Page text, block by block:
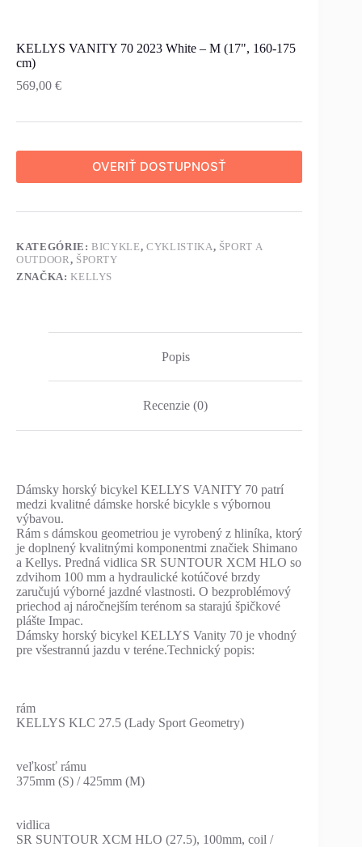
KELLYS VANITY 70 2023 White – M (17", 160-175
cm)
569,00 €
OVERIŤ DOSTUPNOSŤ
KATEGÓRIE:BICYKLE,CYKLISTIKA, ŠPORT A
OUTDOOR , ŠPORTY
ZNAČKA:KELLYS
Popis
Recenzie (0)
Dámsky horský bicykel KELLYS VANITY 70 patrí
medzi kvalitné dámske horské bicykle s výbornou
výbavou.
Rám s dámskou geometriou je vyrobený z hliníka, ktorý
je doplnený kvalitnými komponentmi značiek Shimano
a Kellys. Predná vidlica SR SUNTOUR XCM HLO so
zdvihom 100 mm a hydraulické kotúčové brzdy
zaručujú výborné jazdné vlastnosti. O bezproblémový
priechod aj náročnejším terénom sa starajú špičkové
plášte Impac.
Dámsky horský bicykel KELLYS Vanity 70 je vhodný
pre všestrannú jazdu v teréne.Technický popis:
rám
KELLYS KLC 27.5 (Lady Sport Geometry)
veľkosť rámu
375mm (S) / 425mm (M)
vidlica
SR SUNTOUR XCM HLO (27.5), 100mm, coil /